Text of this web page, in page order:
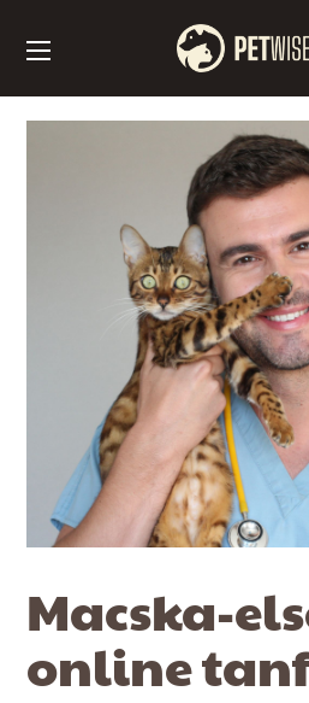
Macska-
online